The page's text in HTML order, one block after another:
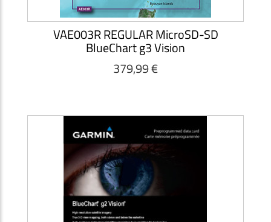
VAE003R REGULAR MicroSD-SD
BlueChart g3 Vision
379,99 €